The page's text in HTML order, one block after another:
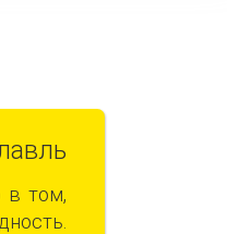
в том,